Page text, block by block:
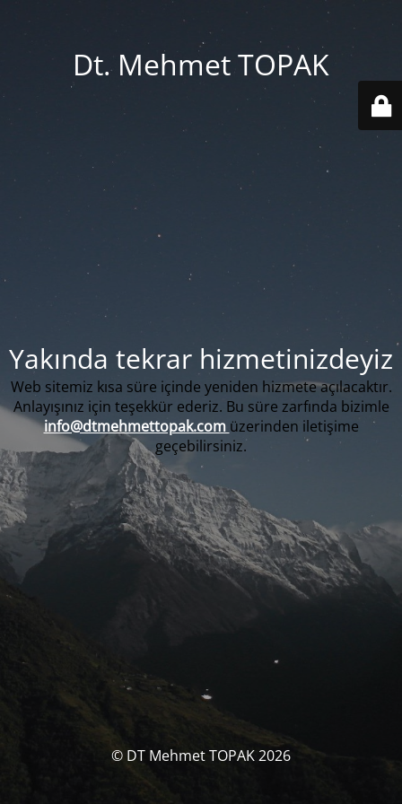
Dt. Mehmet TOPAK
Yakında tekrar hizmetinizdeyiz
Web sitemiz kısa süre içinde yeniden hizmete açılacaktır.
Anlayışınız için teşekkür ederiz. Bu süre zarfında bizimle
info@dtmehmettopak.com üzerinden iletişime
geçebilirsiniz.
© DT Mehmet TOPAK 2026